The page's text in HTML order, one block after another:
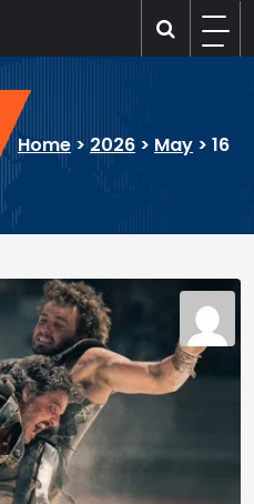
Home > 2026 > May > 16